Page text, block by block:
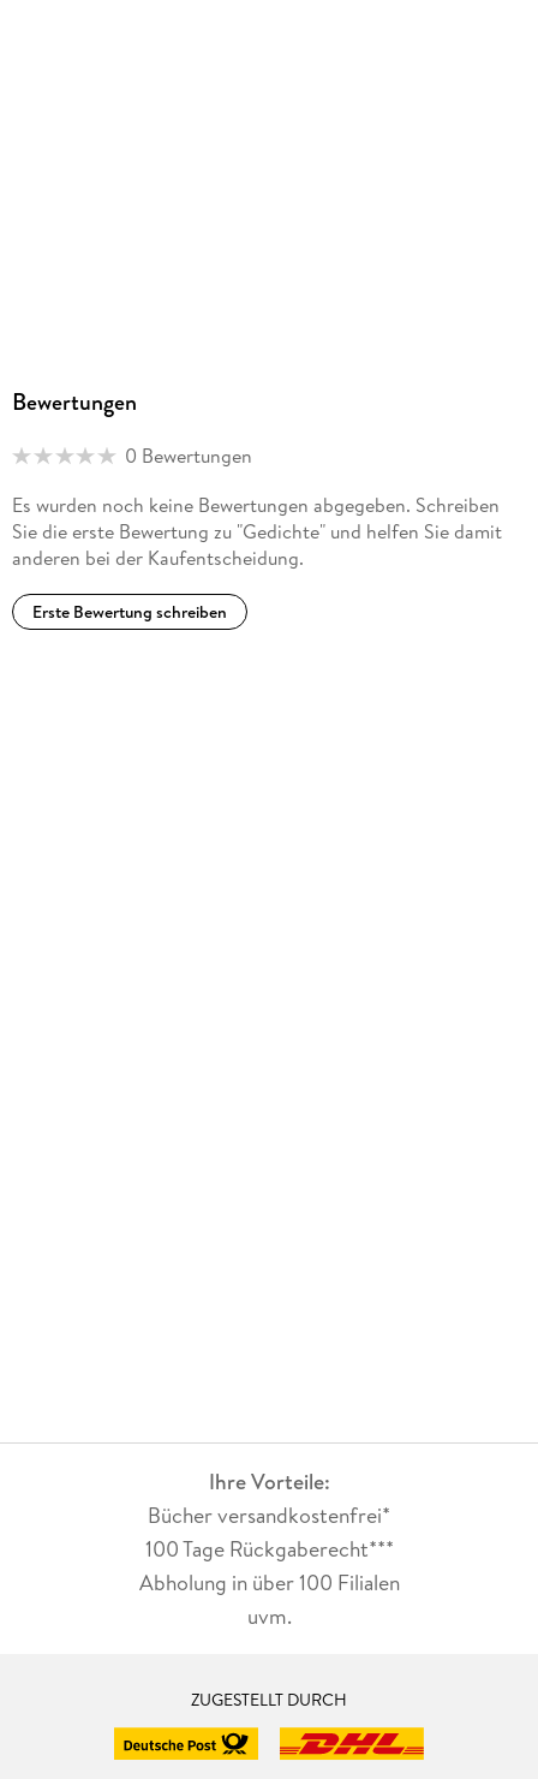
Bewertungen
0 Bewertungen
Es wurden noch keine Bewertungen abgegeben. Schreiben
Sie die erste Bewertung zu "Gedichte" und helfen Sie damit
anderen bei der Kaufentscheidung.
Erste Bewertung schreiben
Ihre Vorteile:
Bücher versandkostenfrei*
100 Tage Rückgaberecht***
Abholung in über 100 Filialen
uvm.
ZUGESTELLT DURCH